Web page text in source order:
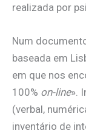
realizada por
Num
baseada em
em que nos
100% on-line».
(verbal,
inventário de